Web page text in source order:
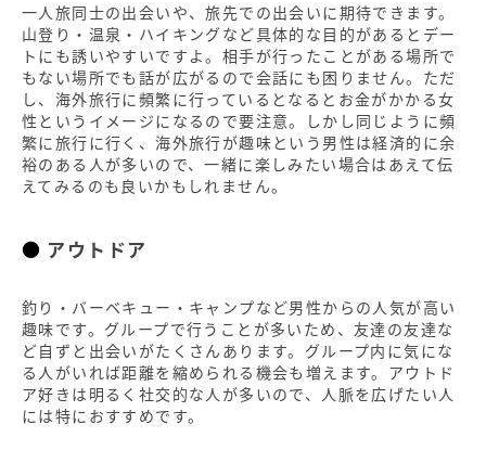
一人旅同士の出会いや、旅先での出会いに期待できます。
山登り・温泉・ハイキングなど具体的な目的があるとデー
トにも誘いやすいですよ。相手が行ったことがある場所で
もない場所でも話が広がるので会話にも困りません。ただ
し、海外旅行に頻繁に行っているとなるとお金がかかる女
性というイメージになるので要注意。しかし同じように頻
繁に旅行に行く、海外旅行が趣味という男性は経済的に余
裕のある人が多いので、一緒に楽しみたい場合はあえて伝
えてみるのも良いかもしれません。
アウトドア
釣り・バーベキュー・キャンプなど男性からの人気が高い
趣味です。グループで行うことが多いため、友達の友達な
ど自ずと出会いがたくさんあります。グループ内に気にな
る人がいれば距離を縮められる機会も増えます。アウトド
ア好きは明るく社交的な人が多いので、人脈を広げたい人
には特におすすめです。